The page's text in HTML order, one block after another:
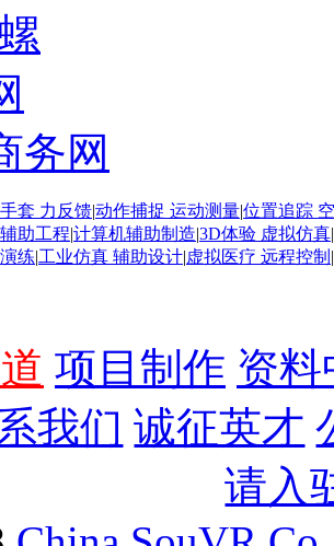
务网
套 力反馈|动作捕捉 运动测量|位置追踪
助工程|计算机辅助制造|3D体验 虚拟仿真|
练|工业仿真 辅助设计|虚拟医疗 远程控制 |
项目制作 资料
我们 诚征英才
请入